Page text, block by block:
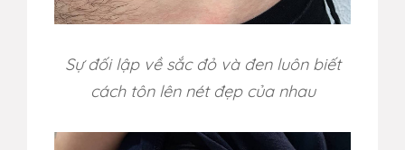
Sự đối lập về sắc đỏ và đen luôn biết
cách tôn lên nét đẹp của nhau